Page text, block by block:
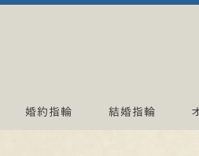
婚約指輪 結婚指輪